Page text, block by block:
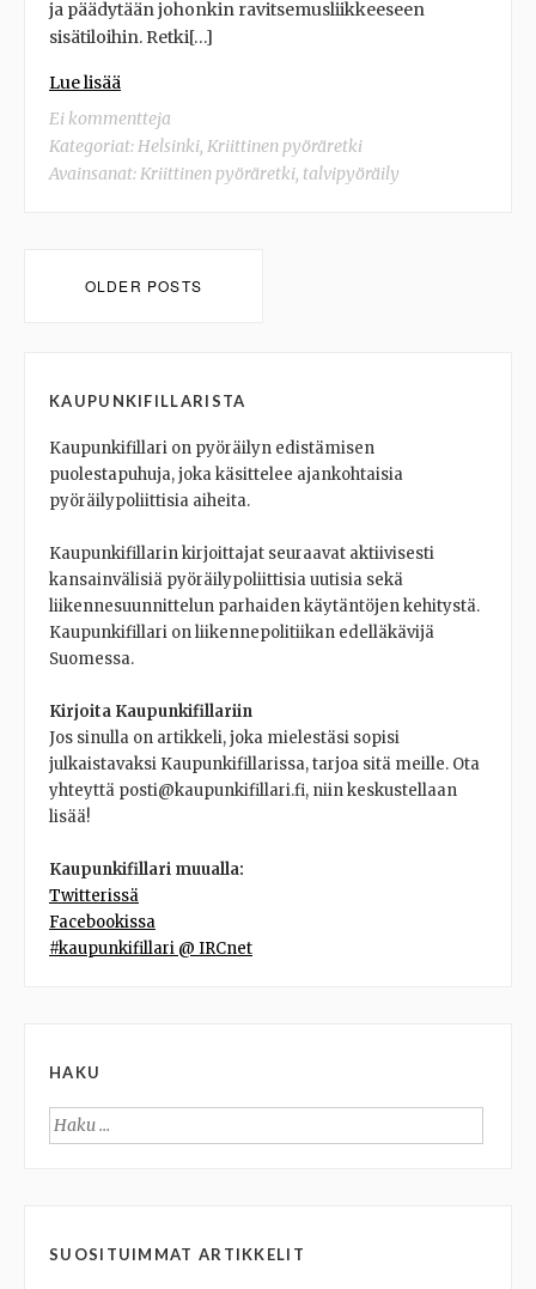
ja päädytään johonkin ravitsemusliikkeeseen
sisätiloihin. Retki[…]
Lue lisää
Ei kommentteja
Kategoriat:Helsinki, Kriittinen pyöräretki
Avainsanat:Kriittinen pyöräretki, talvipyöräily
navigation
OLDER POSTS
KAUPUNKIFILLARISTA
Kaupunkifillari on pyöräilyn edistämisen
puolestapuhuja, joka käsittelee ajankohtaisia
pyöräilypoliittisia aiheita.
Kaupunkifillarin kirjoittajat seuraavat aktiivisesti
kansainvälisiä pyöräilypoliittisia uutisia sekä
liikennesuunnittelun parhaiden käytäntöjen kehitystä.
Kaupunkifillari on liikennepolitiikan edelläkävijä
Suomessa.
Kirjoita Kaupunkifillariin
Jos sinulla on artikkeli, joka mielestäsi sopisi
julkaistavaksi Kaupunkifillarissa, tarjoa sitä meille. Ota
yhteyttä posti@kaupunkifillari.fi, niin keskustellaan
lisää!
Kaupunkifillari muualla:
Twitterissä
Facebookissa
#kaupunkifillari @ IRCnet
HAKU
Haku:
SUOSITUIMMAT ARTIKKELIT